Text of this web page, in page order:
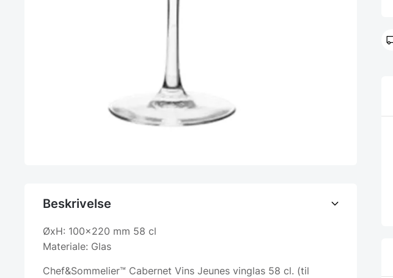
Beskrivelse
ØxH: 100×220 mm 58 cl
Materiale: Glas
Chef&Sommelier™ Cabernet Vins Jeunes vinglas 58 cl. (til